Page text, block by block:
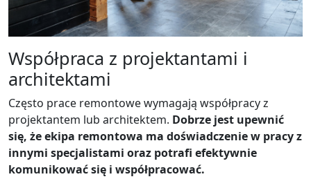
Współpraca z projektantami i
architektami
Często prace remontowe wymagają współpracy z
projektantem lub architektem. Dobrze jest upewnić
się, że ekipa remontowa ma doświadczenie w pracy z
innymi specjalistami oraz potrafi efektywnie
komunikować się i współpracować.